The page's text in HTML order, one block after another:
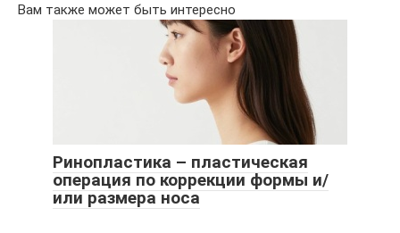
Вам также может быть интересно
Ринопластика – пластическая
операция по коррекции формы и/
или размера носа